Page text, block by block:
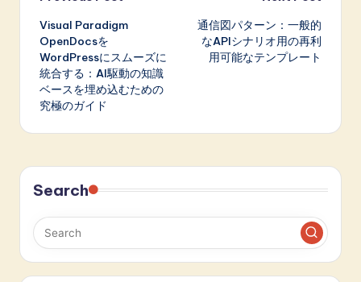
navigation
Visual Paradigm
OpenDocsを
WordPressにスムーズに
統合する：AI駆動の知識
ベースを埋め込むための
究極のガイド
通信図パターン：一般的
なAPIシナリオ用の再利
用可能なテンプレート
Search